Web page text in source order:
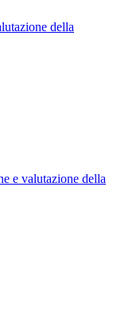
della
e valutazione della